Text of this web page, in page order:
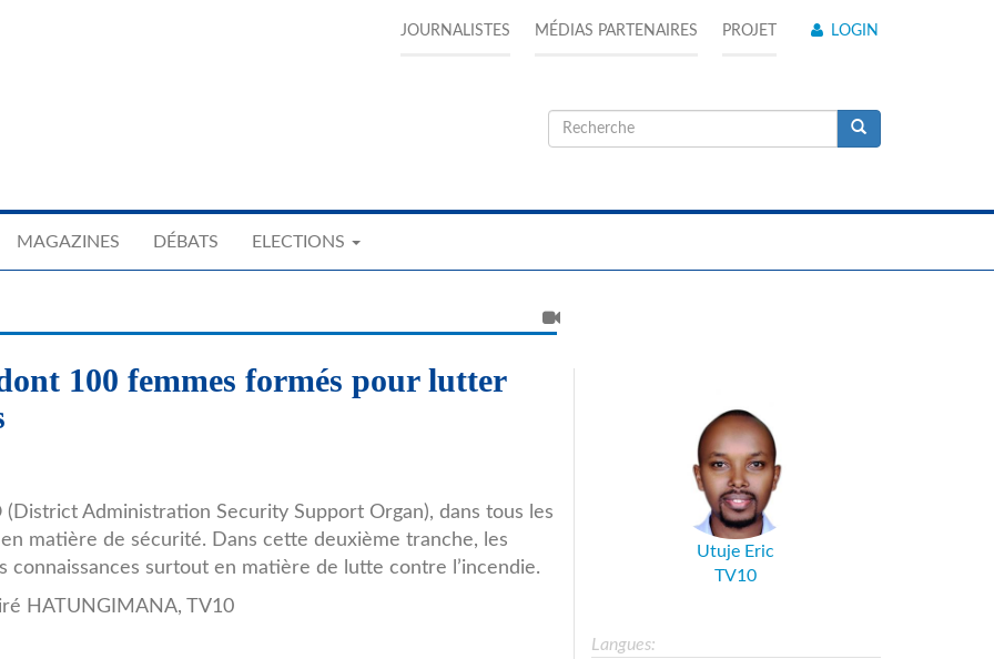
JOURNALISTES MÉDIAS PARTENAIRES PROJET LOGIN
Formulaire
recherche
MAGAZINES DÉBATS ELECTIONS
100 femmes formés pour lutter
Administration Security Support Organ), dans tous les
matière de sécurité. Dans cette deuxième tranche, les
connaissances surtout en matière de lutte contre l’incendie.
HATUNGIMANA, TV10
Utuje Eric
TV10
Langues: